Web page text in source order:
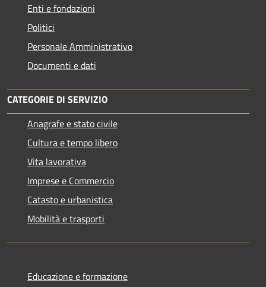
Enti e fondazioni
Politici
Personale Amministrativo
Documenti e dati
CATEGORIE DI SERVIZIO
Anagrafe e stato civile
Cultura e tempo libero
Vita lavorativa
Imprese e Commercio
Catasto e urbanistica
Mobilità e trasporti
Educazione e formazione